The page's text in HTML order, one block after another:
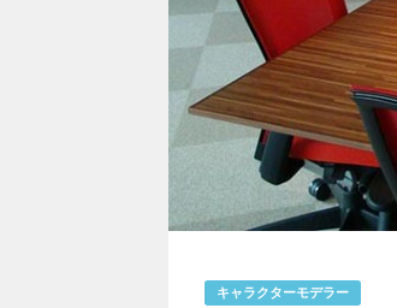
キャラクターモデラー